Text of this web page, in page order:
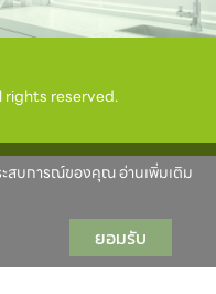
reserved.
ะสบการณ์ของคุณ อ่านเพิ่มเติม
ยอมรับ